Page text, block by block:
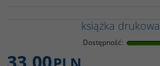
książka
Dostępność: